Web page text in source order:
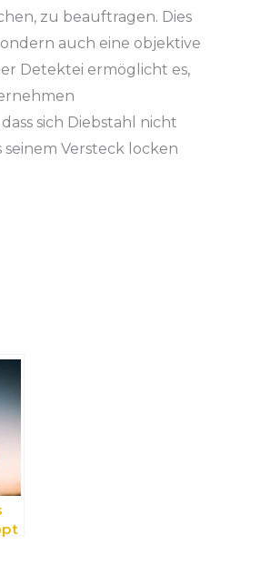
zu beauftragen. Dies
auch eine objektive
Detektei ermöglicht es,
sich Diebstahl nicht
Versteck locken